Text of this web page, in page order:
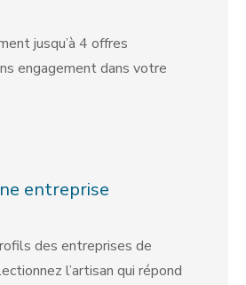
jusqu’à 4 offres
engagement dans votre
entreprise
des entreprises de
l’artisan qui répond